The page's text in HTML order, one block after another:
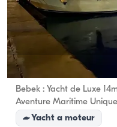
Bebek, İstanbul
Bebek : Yacht de Luxe
Aventure Maritime Unique
Yacht a moteur